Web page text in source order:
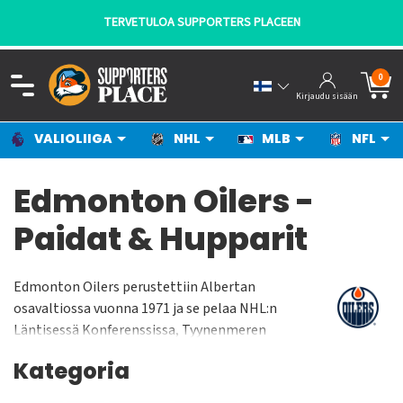
TERVETULOA SUPPORTERS PLACEEN
Kirjaudu sisään
0
VALIOLIIGA NHL MLB NFL
Edmonton Oilers -
Paidat & Hupparit
Edmonton Oilers perustettiin Albertan
osavaltiossa vuonna 1971 ja se pelaa NHL:n
Läntisessä Konferenssissa, Tyynenmeren
Placessa jonka yleisökapasiteetti on n. 18 000
Kategoria